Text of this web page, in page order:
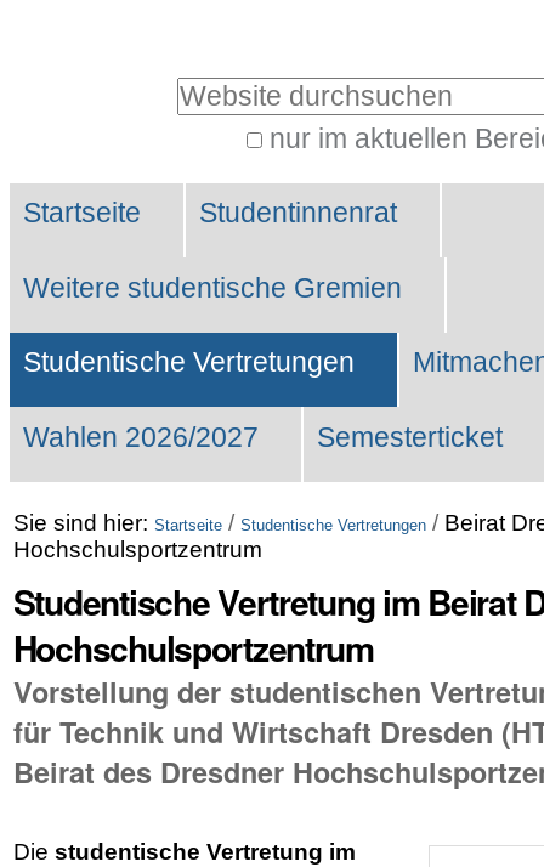
Website durchsuchen
nur im aktuellen
Suche…
Sektionen
Startseite Studentinnenrat
Weitere studentische Gremien
Studentische Vertretungen
Wahlen 2026/2027 Semesterticket
Sie sind hier: Startseite / Studentische Vertretungen / Beirat
Hochschulsportzentrum
Studentische Vertretung im Beirat
Hochschulsportzentrum
Vorstellung der studentischen
für Technik und Wirtschaft Dresden
Beirat des Dresdner
Die studentische Vertretung im